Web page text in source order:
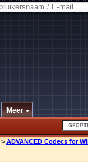
Meer
> ADVANCED Codecs for